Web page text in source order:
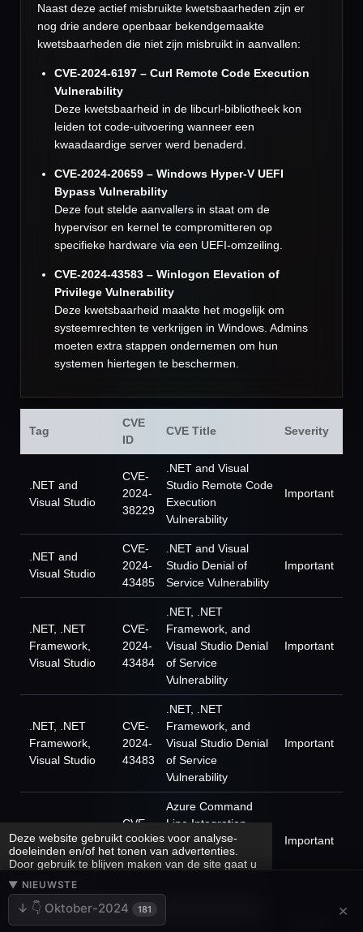
Deze website gebruikt cookies voor analyse-
doeleinden en/of het tonen van advertenties.
Door gebruik te blijven maken van de site gaat u
Akkoord
Naast deze actief misbruikte kwetsbaarheden zijn er
nog drie andere openbaar bekendgemaakte
kwetsbaarheden die niet zijn misbruikt in aanvallen:
CVE-2024-6197 – Curl Remote Code Execution
Vulnerability
Deze kwetsbaarheid in de libcurl-bibliotheek kon
leiden tot code-uitvoering wanneer een
kwaadaardige server werd benaderd.
CVE-2024-20659 – Windows Hyper-V UEFI
Bypass Vulnerability
Deze fout stelde aanvallers in staat om de
hypervisor en kernel te compromitteren op
specifieke hardware via een UEFI-omzeiling.
CVE-2024-43583 – Winlogon Elevation of
Privilege Vulnerability
Deze kwetsbaarheid maakte het mogelijk om
systeemrechten te verkrijgen in Windows. Admins
moeten extra stappen ondernemen om hun
systemen hiertegen te beschermen.
Tag
CVE
ID
CVE Title Severity
.NET and
Visual Studio
CVE-
2024-
38229
.NET and Visual
Studio Remote Code
Execution
Vulnerability
Important
.NET and
Visual Studio
CVE-
2024-
43485
.NET and Visual
Studio Denial of
Service Vulnerability
Important
.NET, .NET
Framework,
Visual Studio
CVE-
2024-
43484
.NET, .NET
Framework, and
Visual Studio Denial
of Service
Vulnerability
Important
.NET, .NET
Framework,
Visual Studio
CVE-
2024-
43483
.NET, .NET
Framework, and
Visual Studio Denial
of Service
Vulnerability
Important
Azure CLI
CVE-
2024-
43591
Azure Command
Line Integration
(CLI) Elevation of
Privilege
Important
CVE-
2024-
▼ NIEUWSTE
↓ 👇 Oktober-2024 181 ×